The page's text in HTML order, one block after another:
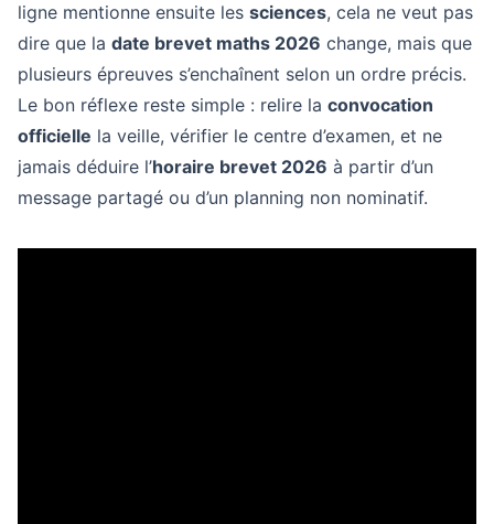
ligne mentionne ensuite les sciences, cela ne veut pas
dire que la date brevet maths 2026 change, mais que
plusieurs épreuves s’enchaînent selon un ordre précis.
Le bon réflexe reste simple : relire la convocation
officielle la veille, vérifier le centre d’examen, et ne
jamais déduire l’horaire brevet 2026 à partir d’un
message partagé ou d’un planning non nominatif.